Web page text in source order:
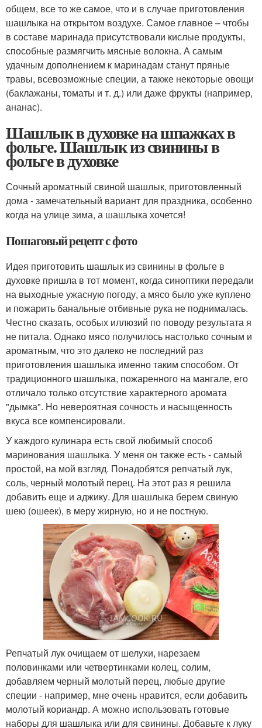
общем, все то же самое, что и в случае приготовления
шашлыка на открытом воздухе. Самое главное – чтобы
в составе маринада присутствовали кислые продукты,
способные размягчить мясные волокна. А самым
удачным дополнением к маринадам станут пряные
травы, всевозможные специи, а также некоторые овощи
(баклажаны, томаты и т. д.) или даже фрукты (например,
ананас).
Шашлык в духовке на шпажках в
фольге. Шашлык из свинины в
фольге в духовке
Сочный ароматный свиной шашлык, приготовленный
дома - замечательный вариант для праздника, особенно
когда на улице зима, а шашлыка хочется!
Пошаговый рецепт с фото
Идея приготовить шашлык из свинины в фольге в
духовке пришла в тот момент, когда синоптики передали
на выходные ужасную погоду, а мясо было уже куплено
и пожарить банальные отбивные рука не поднималась.
Честно сказать, особых иллюзий по поводу результата я
не питала. Однако мясо получилось настолько сочным и
ароматным, что это далеко не последний раз
приготовления шашлыка именно таким способом. От
традиционного шашлыка, пожаренного на мангале, его
отличало только отсутствие характерного аромата
"дымка". Но невероятная сочность и насыщенность
вкуса все компенсировали.
У каждого кулинара есть свой любимый способ
маринования шашлыка. У меня он также есть - самый
простой, на мой взгляд. Понадобятся репчатый лук,
соль, черный молотый перец. На этот раз я решила
добавить еще и аджику. Для шашлыка берем свиную
шею (ошеек), в меру жирную, но и не постную.
Репчатый лук очищаем от шелухи, нарезаем
половинками или четвертинками колец, солим,
добавляем черный молотый перец, любые другие
специи - например, мне очень нравится, если добавить
молотый кориандр. А можно использовать готовые
наборы для шашлыка или для свинины. Добавьте к луку